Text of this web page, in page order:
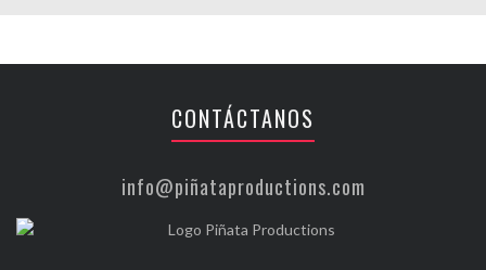
CONTÁCTANOS
info@piñataproductions.com